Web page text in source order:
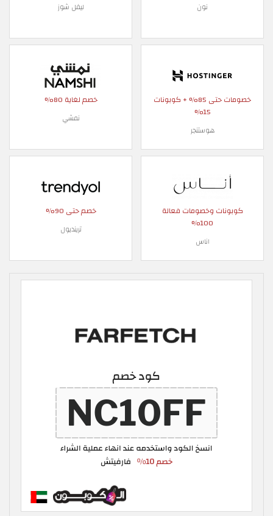
نون ليفل شوز
خصومات حتى 85% + كوبونات
15%
هوستنجر
خصم لغاية 80%
نمشي
كوبونات وخصومات فعالة
100%
اناس
خصم حتى 90%
ترينديول